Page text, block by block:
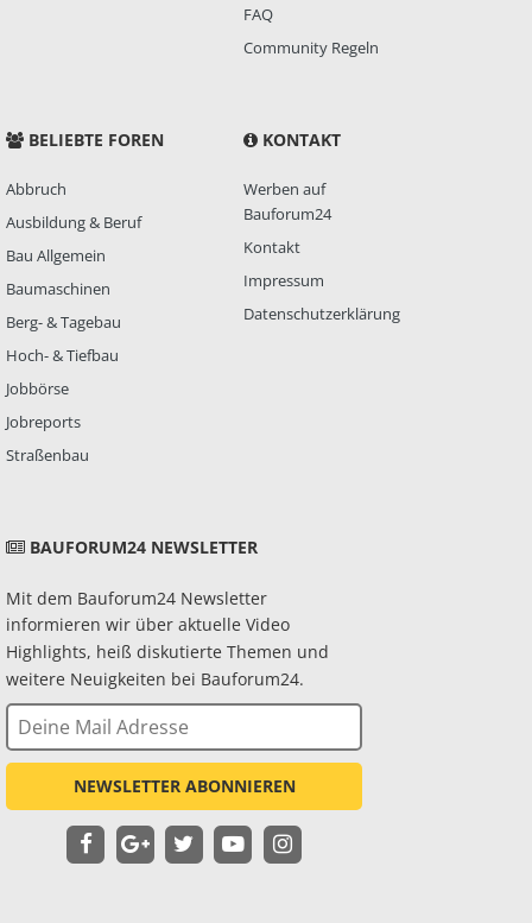
FAQ
Community Regeln
BELIEBTE FOREN
Abbruch
Ausbildung & Beruf
Bau Allgemein
Baumaschinen
Berg- & Tagebau
Hoch- & Tiefbau
Jobbörse
Jobreports
Straßenbau
KONTAKT
Werben auf
Bauforum24
Kontakt
Impressum
Datenschutzerklärung
BAUFORUM24 NEWSLETTER
Mit dem Bauforum24 Newsletter
informieren wir über aktuelle Video
Highlights, heiß diskutierte Themen und
weitere Neuigkeiten bei Bauforum24.
NEWSLETTER ABONNIEREN